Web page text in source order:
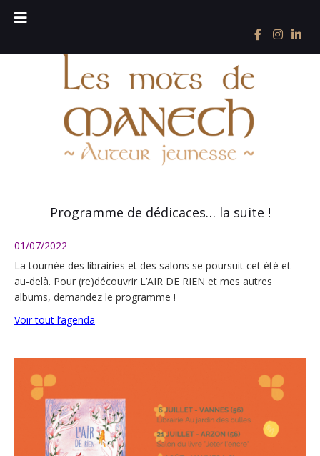
Programme de dédicaces… la suite !
01/07/2022
La tournée des librairies et des salons se poursuit cet été et
au-delà. Pour (re)découvrir L’AIR DE RIEN et mes autres
albums, demandez le programme !
Voir tout l’agenda